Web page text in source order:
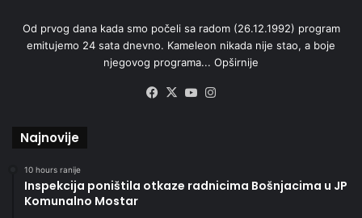
Od prvog dana kada smo počeli sa radom (26.12.1992) program
emitujemo 24 sata dnevno. Kameleon nikada nije stao, a boje
njegovog programa... Opširnije
Facebook
X YouTube
Najnovije
10 hours ranije
Inspekcija poništila otkaze radnicima Bošnjacima u JP
Komunalno Mostar